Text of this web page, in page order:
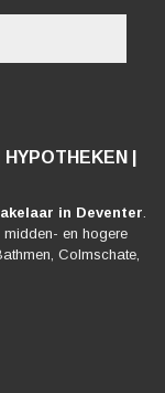
|
in Deventer.
en hogere
Colmschate,